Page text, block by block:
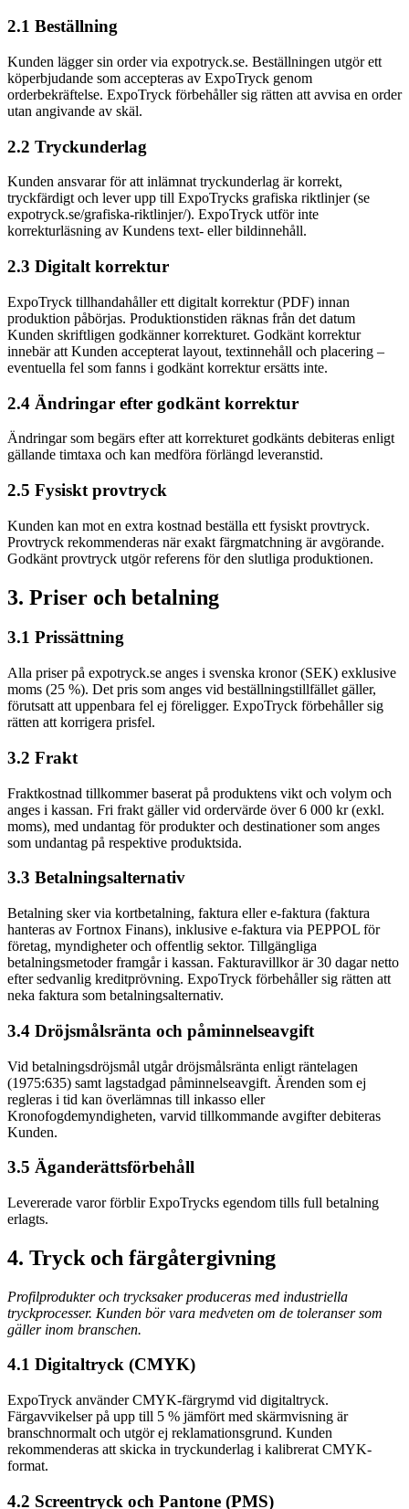
2.1 Beställning
Kunden lägger sin order via expotryck.se. Beställningen utgör ett
köperbjudande som accepteras av ExpoTryck genom
orderbekräftelse. ExpoTryck förbehåller sig rätten att avvisa en order
utan angivande av skäl.
2.2 Tryckunderlag
Kunden ansvarar för att inlämnat tryckunderlag är korrekt,
tryckfärdigt och lever upp till ExpoTrycks grafiska riktlinjer (se
expotryck.se/grafiska-riktlinjer/). ExpoTryck utför inte
korrekturläsning av Kundens text- eller bildinnehåll.
2.3 Digitalt korrektur
ExpoTryck tillhandahåller ett digitalt korrektur (PDF) innan
produktion påbörjas. Produktionstiden räknas från det datum
Kunden skriftligen godkänner korrekturet. Godkänt korrektur
innebär att Kunden accepterat layout, textinnehåll och placering –
eventuella fel som fanns i godkänt korrektur ersätts inte.
2.4 Ändringar efter godkänt korrektur
Ändringar som begärs efter att korrekturet godkänts debiteras enligt
gällande timtaxa och kan medföra förlängd leveranstid.
2.5 Fysiskt provtryck
Kunden kan mot en extra kostnad beställa ett fysiskt provtryck.
Provtryck rekommenderas när exakt färgmatchning är avgörande.
Godkänt provtryck utgör referens för den slutliga produktionen.
3. Priser och betalning
3.1 Prissättning
Alla priser på expotryck.se anges i svenska kronor (SEK) exklusive
moms (25 %). Det pris som anges vid beställningstillfället gäller,
förutsatt att uppenbara fel ej föreligger. ExpoTryck förbehåller sig
rätten att korrigera prisfel.
3.2 Frakt
Fraktkostnad tillkommer baserat på produktens vikt och volym och
anges i kassan. Fri frakt gäller vid ordervärde över 6 000 kr (exkl.
moms), med undantag för produkter och destinationer som anges
som undantag på respektive produktsida.
3.3 Betalningsalternativ
Betalning sker via kortbetalning, faktura eller e-faktura (faktura
hanteras av Fortnox Finans), inklusive e-faktura via PEPPOL för
företag, myndigheter och offentlig sektor. Tillgängliga
betalningsmetoder framgår i kassan. Fakturavillkor är 30 dagar netto
efter sedvanlig kreditprövning. ExpoTryck förbehåller sig rätten att
neka faktura som betalningsalternativ.
3.4 Dröjsmålsränta och påminnelseavgift
Vid betalningsdröjsmål utgår dröjsmålsränta enligt räntelagen
(1975:635) samt lagstadgad påminnelseavgift. Ärenden som ej
regleras i tid kan överlämnas till inkasso eller
Kronofogdemyndigheten, varvid tillkommande avgifter debiteras
Kunden.
3.5 Äganderättsförbehåll
Levererade varor förblir ExpoTrycks egendom tills full betalning
erlagts.
4. Tryck och färgåtergivning
Profilprodukter och trycksaker produceras med industriella
tryckprocesser. Kunden bör vara medveten om de toleranser som
gäller inom branschen.
4.1 Digitaltryck (CMYK)
ExpoTryck använder CMYK-färgrymd vid digitaltryck.
Färgavvikelser på upp till 5 % jämfört med skärmvisning är
branschnormalt och utgör ej reklamationsgrund. Kunden
rekommenderas att skicka in tryckunderlag i kalibrerat CMYK-
format.
4.2 Screentryck och Pantone (PMS)